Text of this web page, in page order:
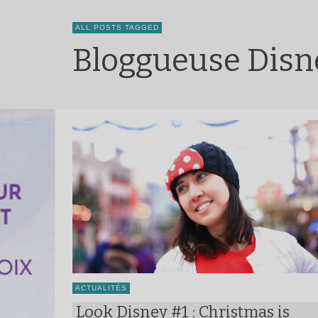
ALL POSTS TAGGED
Bloggueuse
ACTUALITÉS
Look Disney #1 : Christmas is